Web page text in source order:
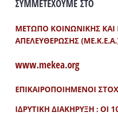
ΣΥΜΜΕΤΕΧΟΥΜΕ ΣΤΟ
ΜΕΤΩΠΟ ΚΟΙΝΩΝΙΚΗΣ ΚΑΙ
ΑΠΕΛΕΥΘΕΡΩΣΗΣ
www.mekea.org
ΕΠΙΚΑΙΡΟΠΟΙΗΜΕΝΟΙ
ΙΔΡΥΤΙΚΗ ΔΙΑΚΗΡΥΞΗ : ΟΙ